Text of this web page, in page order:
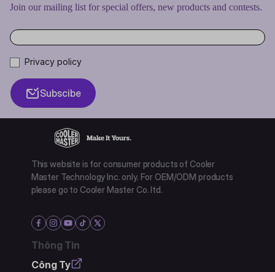
Join our mailing list for special offers, new products and contests.
Privacy policy
Subscibe
This website is for consumer products of Cooler
Master Technology Inc. only. For OEM/ODM products
please go to Cooler Master Co. ltd.
Thông Tin
Công Ty